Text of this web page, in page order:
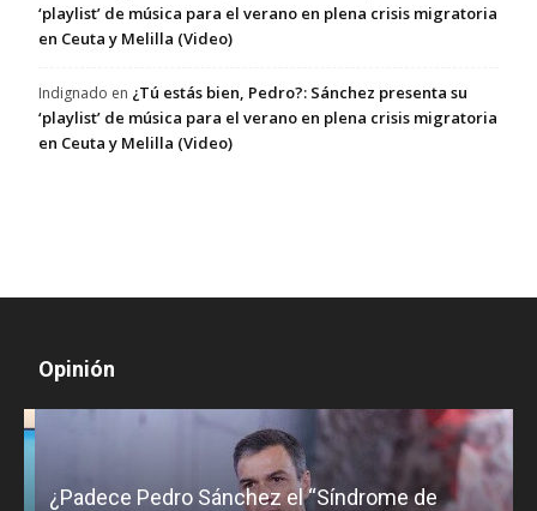
‘playlist’ de música para el verano en plena crisis migratoria
en Ceuta y Melilla (Video)
Indignado en ¿Tú estás bien, Pedro?: Sánchez presenta su
‘playlist’ de música para el verano en plena crisis migratoria
en Ceuta y Melilla (Video)
Opinión
¿Padece Pedro Sánchez el “Síndrome de